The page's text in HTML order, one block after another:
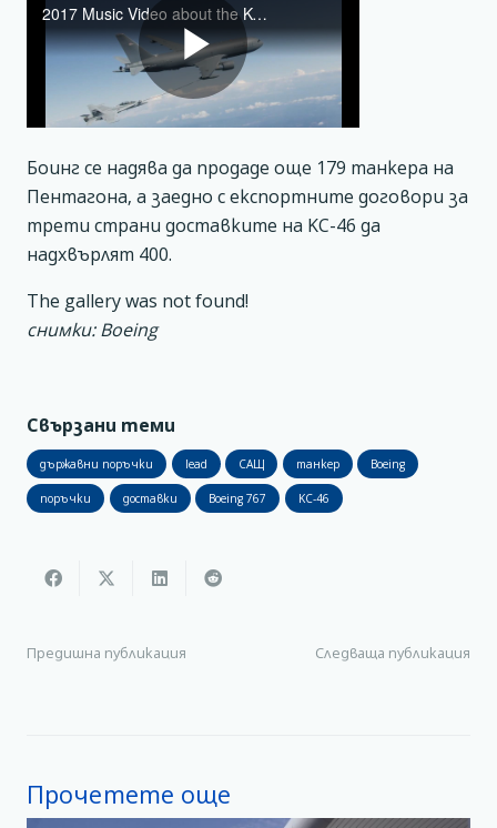
Боинг се надява да продаде още 179 танкера на
Пентагона, а заедно с експортните договори за
трети страни доставките на KC-46 да
надхвърлят 400.
The gallery was not found!
снимки: Boeing
Свързани теми
държавни поръчки lead САЩ танкер Boeing
поръчки доставки Boeing 767 KC-46
Предишна публикация Следваща публикация
Прочетете още